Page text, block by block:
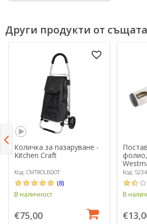
Други продукти от
Количка за пазаруване -
Kitchen Craft
Код: CMTROLBDOT
(8)
В наличност
€75,00
Код:
В